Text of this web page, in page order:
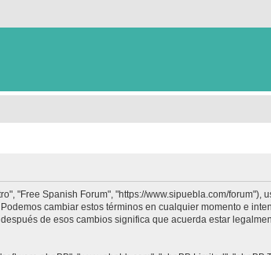
"Free Spanish Forum", "https://www.sipuebla.com/
cambiar estos términos en cualquier momento e
de esos cambios significa que acuerda estar